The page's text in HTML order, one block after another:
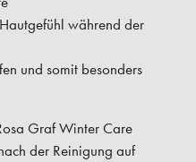
während der
und somit besonders
Graf Winter Care
der Reinigung auf